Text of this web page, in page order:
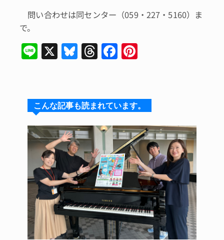
問い合わせは同センター（059・227・5160）ま
で。
Li
n
X Bl
u
s
k
y
T
hr
a
d
s
F
a
e
b
o
o
k
re
st
こんな記事も読まれています。